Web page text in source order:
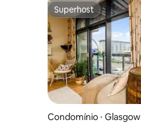
Superhost
Superhost
Condomínio ⋅ Glasgow